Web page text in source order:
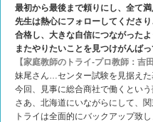
最初から最後まで頼りにし、全て
先生は熱心にフォローしてくださ
合格し、大きな自信につながった
またやりたいことを見つけがんばっ
【家庭教師のトライ-プロ教師：吉
妹尾さん…センター試験を見据え
今回、見事に総合商社で働くとい
さあ、北海道にいながらにして、
トライは全面的にバックアップ致